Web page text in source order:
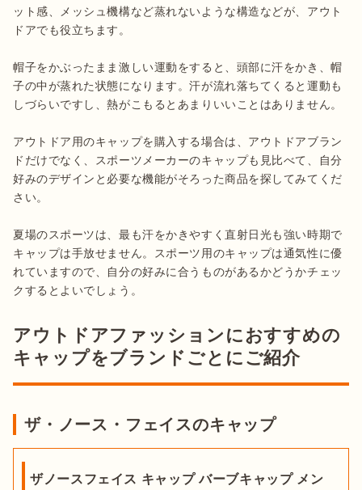
ット感、メッシュ機構など蒸れないような構造などが、アウト
ドアでも役立ちます。
帽子をかぶったまま激しい運動をすると、頭部に汗をかき、帽
子の中が蒸れた状態になります。汗が流れ落ちてくると運動も
しづらいですし、熱がこもるとあまりいいことはありません。
アウトドア用のキャップを購入する場合は、アウトドアブラン
ドだけでなく、スポーツメーカーのキャップも見比べて、自分
好みのデザインと必要な機能がそろった商品を探してみてくだ
さい。
夏場のスポーツは、最も汗をかきやすく直射日光も強い時期で
キャップは手放せません。スポーツ用のキャップは通気性に優
れていますので、自分の好みに合うものがあるかどうかチェッ
アウトドアファッションにおすすめの
キャップをブランドごとにご紹介
ザ・ノース・フェイスのキャップ
ザノースフェイス キャップ バーブキャップ メン